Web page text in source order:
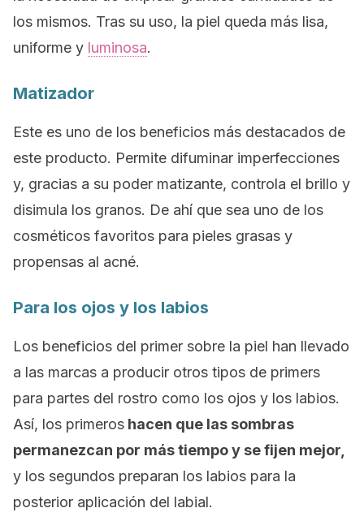
los mismos. Tras su uso, la piel queda más lisa,
uniforme y luminosa.
Matizador
Este es uno de los beneficios más destacados de
este producto. Permite difuminar imperfecciones
y, gracias a su poder matizante, controla el brillo y
disimula los granos. De ahí que sea uno de los
cosméticos favoritos para pieles grasas y
propensas al acné.
Para los ojos y los labios
Los beneficios del primer sobre la piel han llevado
a las marcas a producir otros tipos de primers
para partes del rostro como los ojos y los labios.
Así, los primeros hacen que las sombras
permanezcan por más tiempo y se fijen mejor,
y los segundos preparan los labios para la
posterior aplicación del labial.